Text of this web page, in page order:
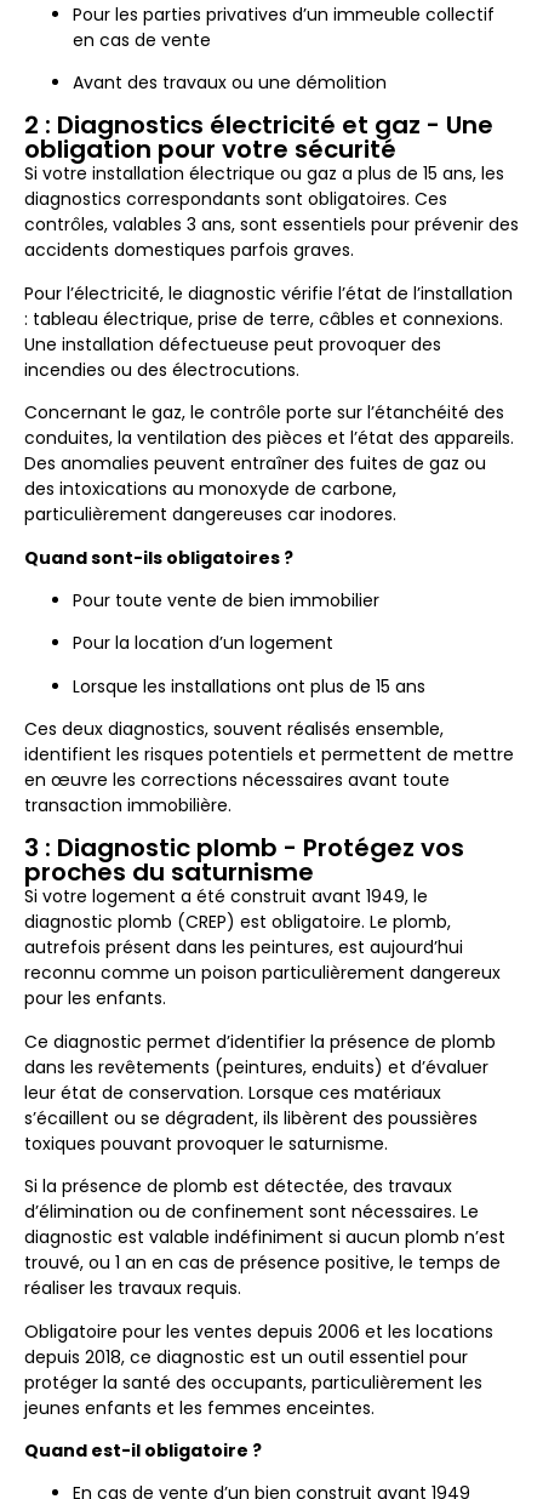
Pour les parties privatives d’un immeuble collectif
en cas de vente
Avant des travaux ou une démolition
2 : Diagnostics électricité et gaz - Une
obligation pour votre sécurité
Si votre installation électrique ou gaz a plus de 15 ans, les
diagnostics correspondants sont obligatoires. Ces
contrôles, valables 3 ans, sont essentiels pour prévenir des
accidents domestiques parfois graves.
Pour l’électricité, le diagnostic vérifie l’état de l’installation
: tableau électrique, prise de terre, câbles et connexions.
Une installation défectueuse peut provoquer des
incendies ou des électrocutions.
Concernant le gaz, le contrôle porte sur l’étanchéité des
conduites, la ventilation des pièces et l’état des appareils.
Des anomalies peuvent entraîner des fuites de gaz ou
des intoxications au monoxyde de carbone,
particulièrement dangereuses car inodores.
Quand sont-ils obligatoires ?
Pour toute vente de bien immobilier
Pour la location d’un logement
Lorsque les installations ont plus de 15 ans
Ces deux diagnostics, souvent réalisés ensemble,
identifient les risques potentiels et permettent de mettre
en œuvre les corrections nécessaires avant toute
transaction immobilière.
3 : Diagnostic plomb - Protégez vos
proches du saturnisme
Si votre logement a été construit avant 1949, le
diagnostic plomb (CREP) est obligatoire. Le plomb,
autrefois présent dans les peintures, est aujourd’hui
reconnu comme un poison particulièrement dangereux
pour les enfants.
Ce diagnostic permet d’identifier la présence de plomb
dans les revêtements (peintures, enduits) et d’évaluer
leur état de conservation. Lorsque ces matériaux
s’écaillent ou se dégradent, ils libèrent des poussières
toxiques pouvant provoquer le saturnisme.
Si la présence de plomb est détectée, des travaux
d’élimination ou de confinement sont nécessaires. Le
diagnostic est valable indéfiniment si aucun plomb n’est
trouvé, ou 1 an en cas de présence positive, le temps de
réaliser les travaux requis.
Obligatoire pour les ventes depuis 2006 et les locations
depuis 2018, ce diagnostic est un outil essentiel pour
protéger la santé des occupants, particulièrement les
jeunes enfants et les femmes enceintes.
Quand est-il obligatoire ?
En cas de vente d’un bien construit avant 1949